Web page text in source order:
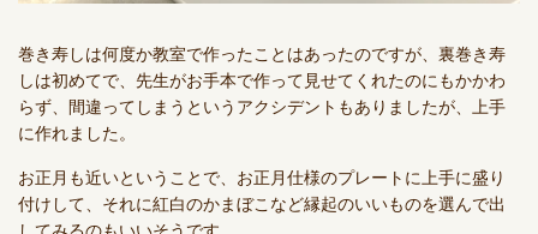
巻き寿しは何度か教室で作ったことはあったのですが、裏巻き寿
しは初めてで、先生がお手本で作って見せてくれたのにもかかわ
らず、間違ってしまうというアクシデントもありましたが、上手
に作れました。
お正月も近いということで、お正月仕様のプレートに上手に盛り
付けして、それに紅白のかまぼこなど縁起のいいものを選んで出